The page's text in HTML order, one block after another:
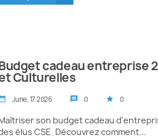
cadeau entreprise
Culturelles
June, 17 2026 message 0 star 0
son budget cadeau
élus CSE. Découvrez comment...